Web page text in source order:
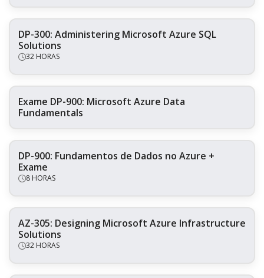
DP-300: Administering Microsoft Azure SQL
Solutions
32 HORAS
Exame DP-900: Microsoft Azure Data
Fundamentals
DP-900: Fundamentos de Dados no Azure +
Exame
8 HORAS
AZ-305: Designing Microsoft Azure Infrastructure
Solutions
32 HORAS